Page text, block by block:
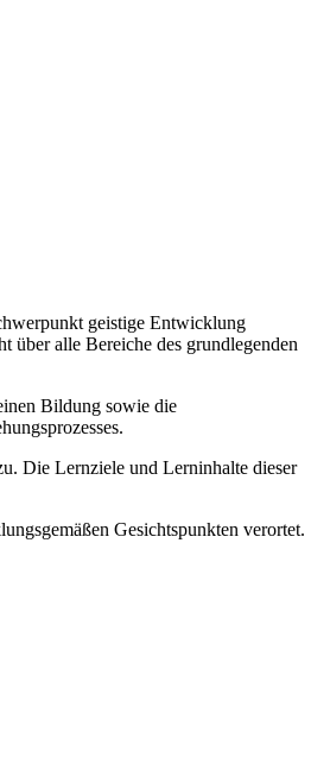
geistige Entwicklung
über alle Bereiche des grundlegenden
Bildung sowie die
Die Lernziele und Lerninhalte dieser
Gesichtspunkten verortet.